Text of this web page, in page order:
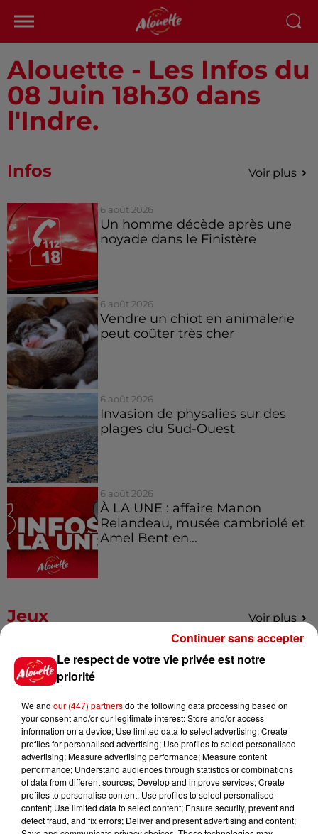
Alouette - Les Infos du
08 Juin 18h30 dans
l'Indre.
Infos Voir plus
6 août 2026
Un homme décède après une
noyade dans le Finistère
6 août 2026
Vendre un chiot en animalerie
peut coûter très cher
6 août 2026
Invasion de physalies sur des
plages du Sud-Ouest
6 août 2026
À LA UNE : affaire Manon
Relandeau, musée cambriolé et
Amel Bent en...
Jeux Voir plus
Gagnez vos places pour le
Festival du Roi Arthur 2026 !
Gagnez vos entrées pour le
Musée du Sport Automobile au
Mans !
Le respect de votre vie privée est notre
priorité
We and our (447) partnersdo the following data processing based on
your consent and/or our legitimate interest: Store and/or access
information on a device; Use limited data to select advertising; Create
profiles for personalised advertising; Use profiles to select personalised
advertising; Measure advertising performance; Measure content
performance; Understand audiences through statistics or combinations
of data from different sources; Develop and improve services; Create
profiles to personalise content; Use profiles to select personalised
content; Use limited data to select content; Ensure security, prevent and
detect fraud, and fix errors; Deliver and present advertising and content;
Continuer sans accepter